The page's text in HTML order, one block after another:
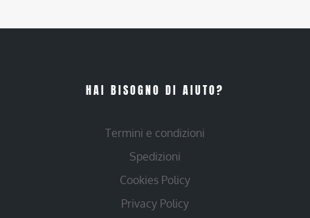
HAI BISOGNO DI AIUTO?
Termini e condizioni
Spedizioni
Cookies Policy
Privacy Policy